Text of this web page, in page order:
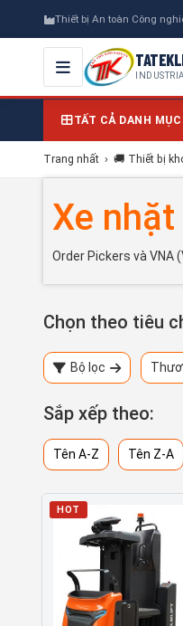
Thiết bị An toàn Công
TẤT CẢ DANH MỤC
Trang nhất › 🚚 Thiết bị
Xe
Order Pickers và VNA
Chọn theo tiêu
Bộ lọc
Sắp xếp theo:
Tên A-Z Tên Z-A
HOT